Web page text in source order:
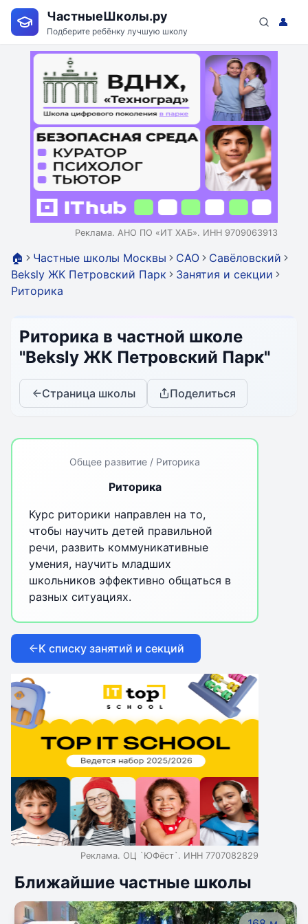
ЧастныеШколы.ру
Подберите ребёнку лучшую школу
👤
Реклама. АНО ПО «ИТ ХАБ». ИНН 9709063913
🏠 Частные школы Москвы САО
Савёловский
Beksly ЖК Петровский Парк
Занятия и секции
Риторика
Риторика в частной школе
"Beksly ЖК Петровский Парк"
Страница школы Поделиться
Общее развитие / Риторика
Риторика
Курс риторики направлен на то,
чтобы научить детей правильной
речи, развить коммуникативные
умения, научить младших
школьников эффективно общаться в
разных ситуациях.
К списку занятий и секций
Реклама. ОЦ `ЮФёст`. ИНН 7707082829
Ближайшие частные школы